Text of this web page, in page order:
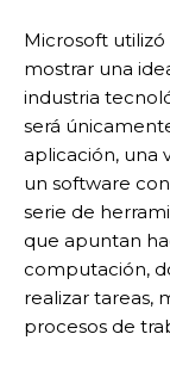
Microsoft
mostrar una
industria
será
aplicación, una
un software
serie de
que apuntan
computación,
realizar tareas,
procesos de